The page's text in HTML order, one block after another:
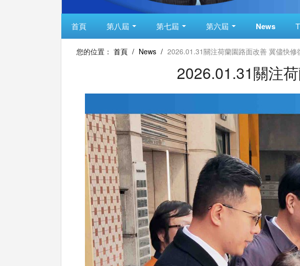
首頁 第八屆 第七屆 第六屆 News
您的位置： 首頁 / News / 2026.01.31關注荷蘭園路面改善 冀儘快修
2026.01.31關注